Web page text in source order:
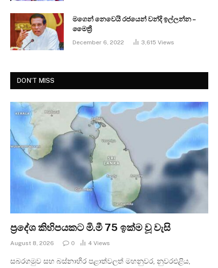
මගෙන් නෙවෙයි රජයෙන් වන්දි ඉල්ලන්න –
මෛත්‍රී
December 6, 2022 3,615 Views
DON'T MISS
ප්‍රදේශ කිහිපයකට මි.මී 75 ඉක්ම වූ වැසි
August 8, 2026 0 4 Views
සබරගමුව සහ බස්නාහිර පළාත්වලත් මහනුවර, නුවරඑළිය,